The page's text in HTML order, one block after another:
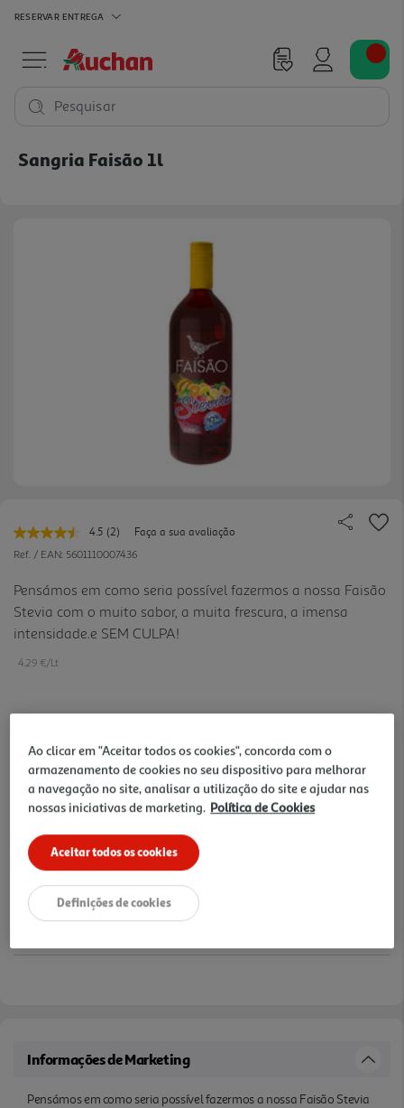
RESERVAR ENTREGA
Pesquisar
Sangria Faisão 1l
4.5 Leu
2
para
a
mesma
página.
(2)
Faça a sua avaliação
Ref. / EAN: 5601110007436
Pensámos em como seria possível fazermos a nossa Faisão
Stevia com o muito sabor, a muita frescura, a imensa
intensidade.e SEM CULPA!
4.29 €/Lt
4,29 €
Notas de preparação
Informações de Marketing
Pensámos em como seria possível fazermos a nossa Faisão Stevia
Ao clicar em "Aceitar todos os cookies", concorda com o
armazenamento de cookies no seu dispositivo para melhorar
a navegação no site, analisar a utilização do site e ajudar nas
nossas iniciativas de marketing. Política de Cookies
Aceitar todos os cookies
Definições de cookies